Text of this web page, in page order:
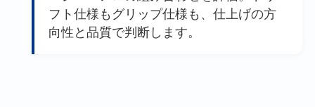
フト仕様もグリップ仕様も、仕上げの方
向性と品質で判断します。